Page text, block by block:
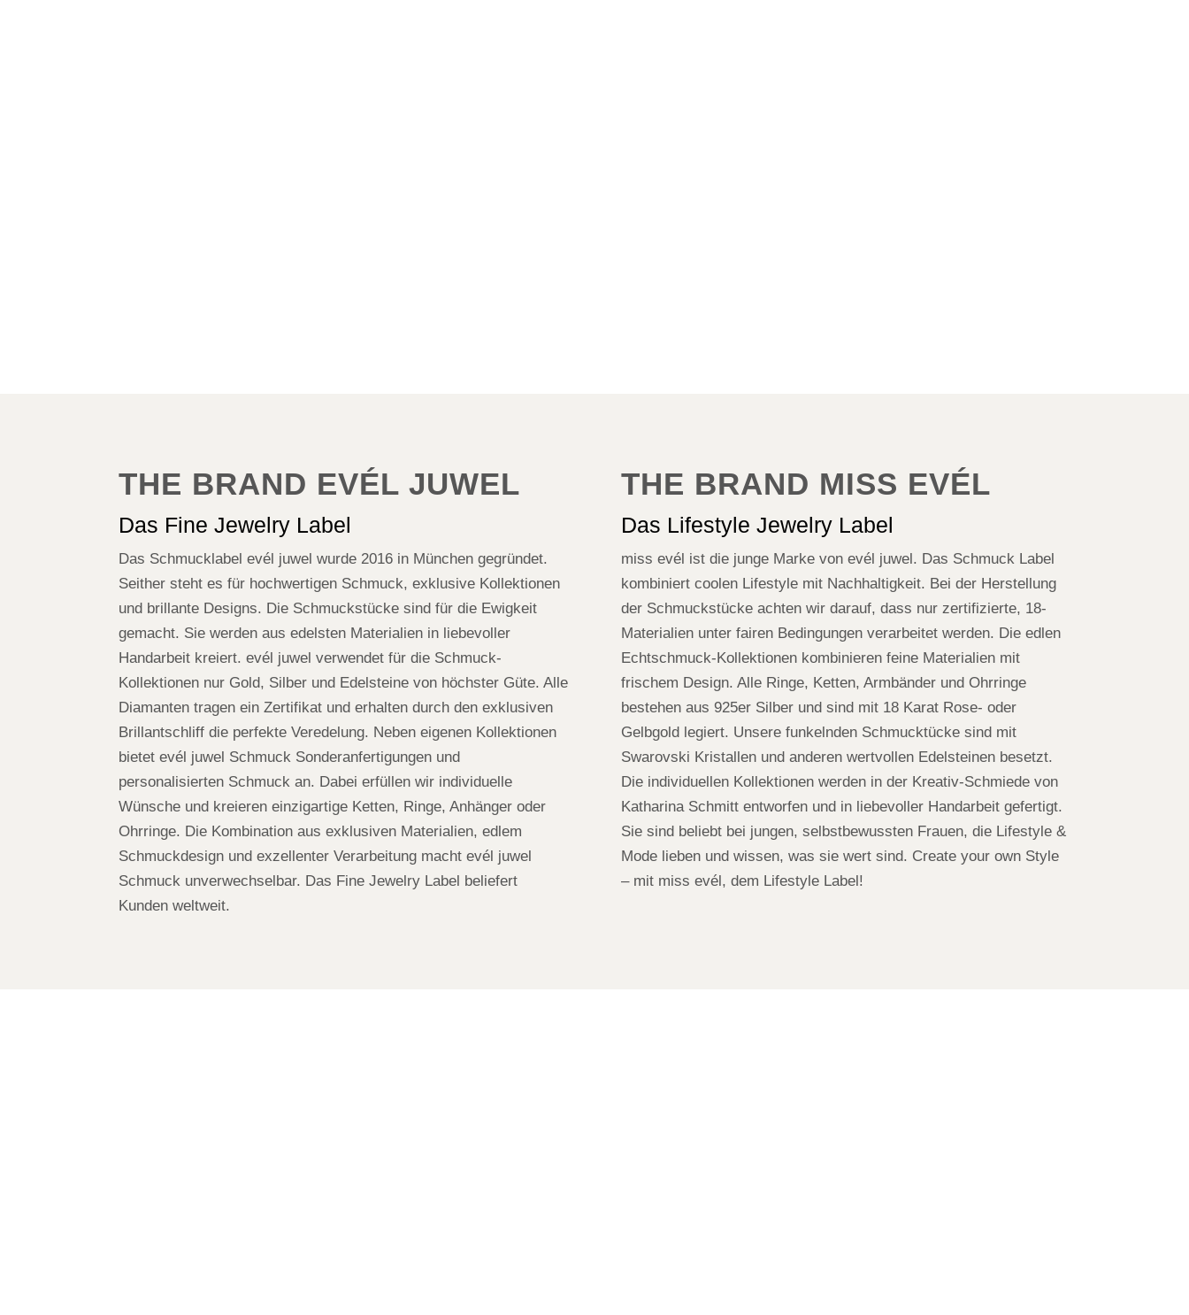
THE BRAND EVÉL JUWEL
Das Fine Jewelry Label
Das Schmucklabel evél juwel wurde 2016 in München gegründet.
Seither steht es für hochwertigen Schmuck, exklusive Kollektionen
und brillante Designs. Die Schmuckstücke sind für die Ewigkeit
gemacht. Sie werden aus edelsten Materialien in liebevoller
Handarbeit kreiert. evél juwel verwendet für die Schmuck-
Kollektionen nur Gold, Silber und Edelsteine von höchster Güte. Alle
Diamanten tragen ein Zertifikat und erhalten durch den exklusiven
Brillantschliff die perfekte Veredelung. Neben eigenen Kollektionen
bietet evél juwel Schmuck Sonderanfertigungen und
personalisierten Schmuck an. Dabei erfüllen wir individuelle
Wünsche und kreieren einzigartige Ketten, Ringe, Anhänger oder
Ohrringe. Die Kombination aus exklusiven Materialien, edlem
Schmuckdesign und exzellenter Verarbeitung macht evél juwel
Schmuck unverwechselbar. Das Fine Jewelry Label beliefert
Kunden weltweit.
THE BRAND MISS EVÉL
Das Lifestyle Jewelry Label
miss evél ist die junge Marke von evél juwel. Das Schmuck Label
kombiniert coolen Lifestyle mit Nachhaltigkeit. Bei der Herstellung
der Schmuckstücke achten wir darauf, dass nur zertifizierte, 18-
Materialien unter fairen Bedingungen verarbeitet werden. Die edlen
Echtschmuck-Kollektionen kombinieren feine Materialien mit
frischem Design. Alle Ringe, Ketten, Armbänder und Ohrringe
bestehen aus 925er Silber und sind mit 18 Karat Rose- oder
Gelbgold legiert. Unsere funkelnden Schmucktücke sind mit
Swarovski Kristallen und anderen wertvollen Edelsteinen besetzt.
Die individuellen Kollektionen werden in der Kreativ-Schmiede von
Katharina Schmitt entworfen und in liebevoller Handarbeit gefertigt.
Sie sind beliebt bei jungen, selbstbewussten Frauen, die Lifestyle &
Mode lieben und wissen, was sie wert sind. Create your own Style
– mit miss evél, dem Lifestyle Label!